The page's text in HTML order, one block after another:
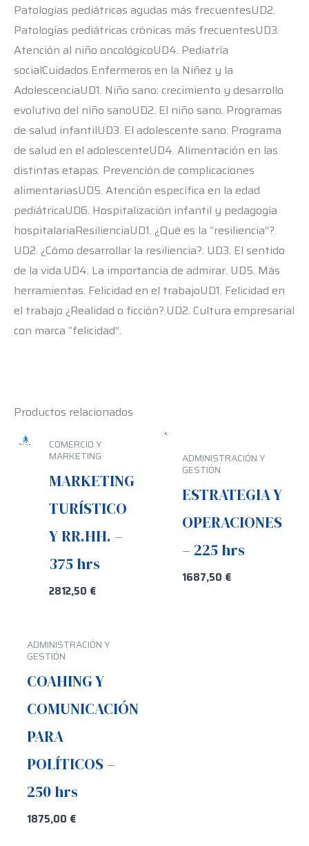
Patologías pediátricas agudas más frecuentesUD2.
Patologías pediátricas crónicas más frecuentesUD3.
Atención al niño oncológicoUD4. Pediatría
socialCuidados Enfermeros en la Niñez y la
AdolescenciaUD1. Niño sano: crecimiento y desarrollo
evolutivo del niño sanoUD2. El niño sano. Programas
de salud infantilUD3. El adolescente sano. Programa
de salud en el adolescenteUD4. Alimentación en las
distintas etapas. Prevención de complicaciones
alimentariasUD5. Atención específica en la edad
pediátricaUD6. Hospitalización infantil y pedagogía
hospitalariaResilienciaUD1. ¿Qué es la “resiliencia”?.
UD2. ¿Cómo desarrollar la resiliencia?. UD3. El sentido
de la vida.UD4. La importancia de admirar. UD5. Más
herramientas. Felicidad en el trabajoUD1. Felicidad en
el trabajo ¿Realidad o ficción?.UD2. Cultura empresarial
con marca “felicidad”.
Productos relacionados
COMERCIO Y
MARKETING
MARKETING
TURÍSTICO
Y RR.HH. –
375 hrs
2812,50 €
ADMINISTRACIÓN Y
GESTIÓN
ESTRATEGIA Y
OPERACIONES
– 225 hrs
1687,50 €
ADMINISTRACIÓN Y
GESTIÓN
COAHING Y
COMUNICACIÓN
PARA
POLÍTICOS –
250 hrs
1875,00 €